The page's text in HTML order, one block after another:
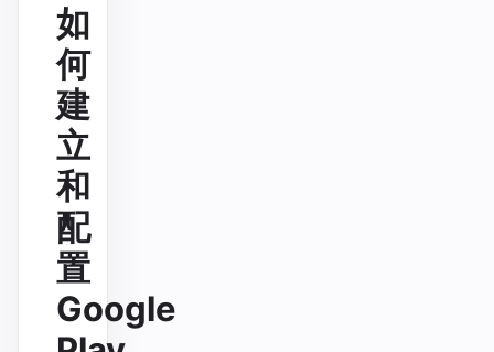
如
何
建
立
和
配
置
Google